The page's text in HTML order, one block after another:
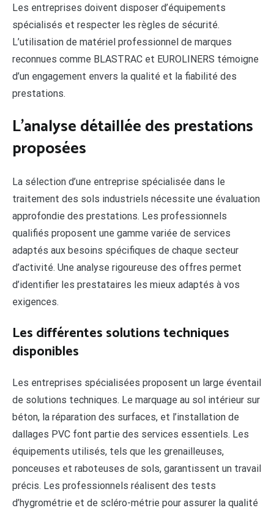
Les entreprises doivent disposer d’équipements
spécialisés et respecter les règles de sécurité.
L’utilisation de matériel professionnel de marques
reconnues comme BLASTRAC et EUROLINERS témoigne
d’un engagement envers la qualité et la fiabilité des
prestations.
L’analyse détaillée des prestations
proposées
La sélection d’une entreprise spécialisée dans le
traitement des sols industriels nécessite une évaluation
approfondie des prestations. Les professionnels
qualifiés proposent une gamme variée de services
adaptés aux besoins spécifiques de chaque secteur
d’activité. Une analyse rigoureuse des offres permet
d’identifier les prestataires les mieux adaptés à vos
exigences.
Les différentes solutions techniques
disponibles
Les entreprises spécialisées proposent un large éventail
de solutions techniques. Le marquage au sol intérieur sur
béton, la réparation des surfaces, et l’installation de
dallages PVC font partie des services essentiels. Les
équipements utilisés, tels que les grenailleuses,
ponceuses et raboteuses de sols, garantissent un travail
précis. Les professionnels réalisent des tests
d’hygrométrie et de scléro-métrie pour assurer la qualité